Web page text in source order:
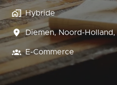
Hybride
Diemen, Noord-Holland,
E-Commerce